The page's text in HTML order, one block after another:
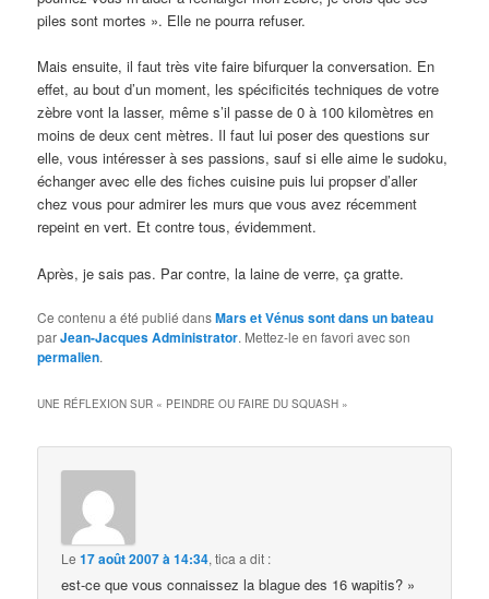
piles sont mortes ». Elle ne pourra refuser.
Mais ensuite, il faut très vite faire bifurquer la conversation. En
effet, au bout d’un moment, les spécificités techniques de votre
zèbre vont la lasser, même s’il passe de 0 à 100 kilomètres en
moins de deux cent mètres. Il faut lui poser des questions sur
elle, vous intéresser à ses passions, sauf si elle aime le sudoku,
échanger avec elle des fiches cuisine puis lui propser d’aller
chez vous pour admirer les murs que vous avez récemment
repeint en vert. Et contre tous, évidemment.
Après, je sais pas. Par contre, la laine de verre, ça gratte.
Ce contenu a été publié dansMars et Vénus sont dans un bateau
parJean-Jacques Administrator. Mettez-le en favori avec son
permalien.
UNE RÉFLEXION SUR « PEINDRE OU FAIRE DU SQUASH »
Le17 août 2007 à 14:34,tica a dit :
est-ce que vous connaissez la blague des 16 wapitis? »